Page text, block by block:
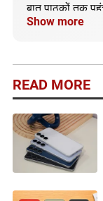
बात पाठकों तक
सही और अपडेटेड
Show more
READ MORE